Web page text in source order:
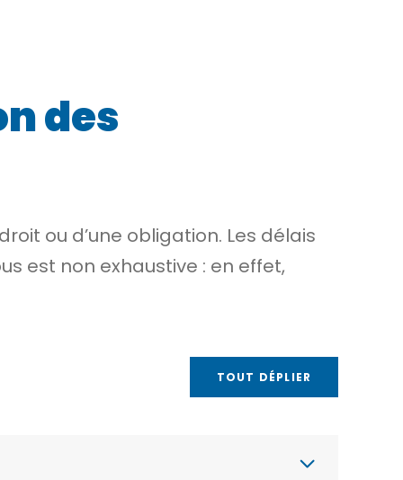
des
ou d’une obligation. Les délais
est non exhaustive : en effet,
TOUT DÉPLIER